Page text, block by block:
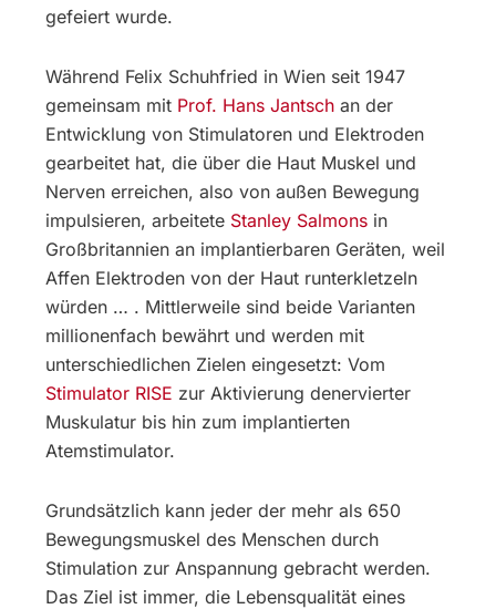
gefeiert wurde.
Während Felix Schuhfried in Wien seit 1947
gemeinsam mit Prof. Hans Jantsch an der
Entwicklung von Stimulatoren und Elektroden
gearbeitet hat, die über die Haut Muskel und
Nerven erreichen, also von außen Bewegung
impulsieren, arbeitete Stanley Salmons in
Großbritannien an implantierbaren Geräten, weil
Affen Elektroden von der Haut runterkletzeln
würden … . Mittlerweile sind beide Varianten
millionenfach bewährt und werden mit
unterschiedlichen Zielen eingesetzt: Vom
Stimulator RISE zur Aktivierung denervierter
Muskulatur bis hin zum implantierten
Atemstimulator.
Grundsätzlich kann jeder der mehr als 650
Bewegungsmuskel des Menschen durch
Stimulation zur Anspannung gebracht werden.
Das Ziel ist immer, die Lebensqualität eines